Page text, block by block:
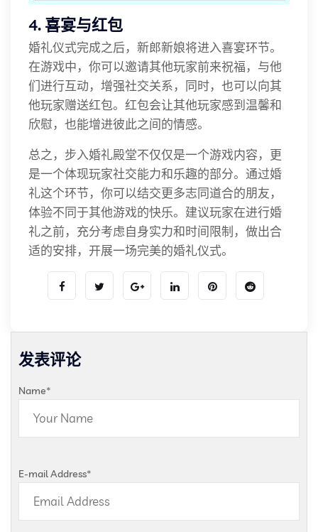
4. 喜宴与红包
婚礼仪式完成之后，新郎新娘将进入喜宴环节。
在游戏中，你可以邀请其他玩家前来祝福，与他
们进行互动，增强社交关系，同时，也可以向其
他玩家赠送红包。红包会让其他玩家感到温馨和
欣慰，也能增进彼此之间的情感。
总之，步入婚礼殿堂不仅仅是一个游戏内容，更
是一个体现玩家社交能力和乐趣的部分。通过婚
礼这个环节，你可以结交更多志同道合的朋友，
体验不同于其他游戏的快乐。建议玩家在进行婚
礼之前，充分考虑自身实力和时间限制，做出合
适的安排，开展一场完美的婚礼仪式。
发表评论
Name*
E-mail Address*